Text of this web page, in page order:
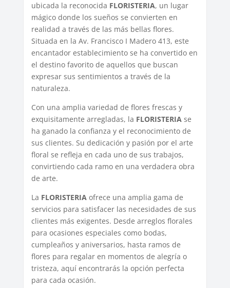
ubicada la reconocida FLORISTERIA, un lugar
mágico donde los sueños se convierten en
realidad a través de las más bellas flores.
Situada en la Av. Francisco I Madero 413, este
encantador establecimiento se ha convertido en
el destino favorito de aquellos que buscan
expresar sus sentimientos a través de la
naturaleza.
Con una amplia variedad de flores frescas y
exquisitamente arregladas, la FLORISTERIAse
ha ganado la confianza y el reconocimiento de
sus clientes. Su dedicación y pasión por el arte
floral se refleja en cada uno de sus trabajos,
convirtiendo cada ramo en una verdadera obra
de arte.
La FLORISTERIAofrece una amplia gama de
servicios para satisfacer las necesidades de sus
clientes más exigentes. Desde arreglos florales
para ocasiones especiales como bodas,
cumpleaños y aniversarios, hasta ramos de
flores para regalar en momentos de alegría o
tristeza, aquí encontrarás la opción perfecta
para cada ocasión.